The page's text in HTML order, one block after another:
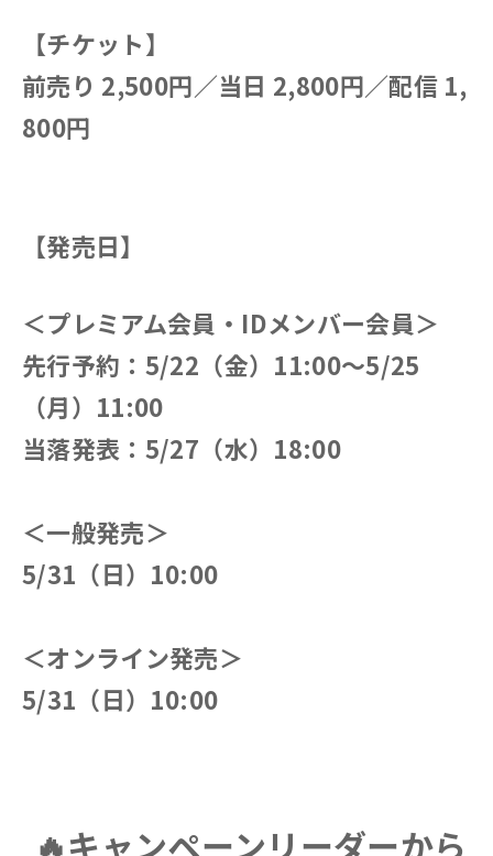
【チケット】
前売り 2,500円／当日 2,800円／配信 1,
800円
【発売日】
＜プレミアム会員・IDメンバー会員＞
先行予約：5/22（金）11:00～5/25
（月）11:00
当落発表：5/27（水）18:00
＜一般発売＞
5/31（日）10:00
＜オンライン発売＞
5/31（日）10:00
🔥キャンペーンリーダーから